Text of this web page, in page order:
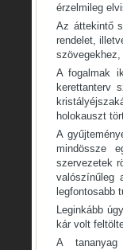
érzelmileg
Az áttekintő
rendelet,
A fogalmak
kerettanterv
holokauszt
A
mindössze
szervezetek
valószínűleg
legfontosabb
Leginkább
kár volt
A tananyag